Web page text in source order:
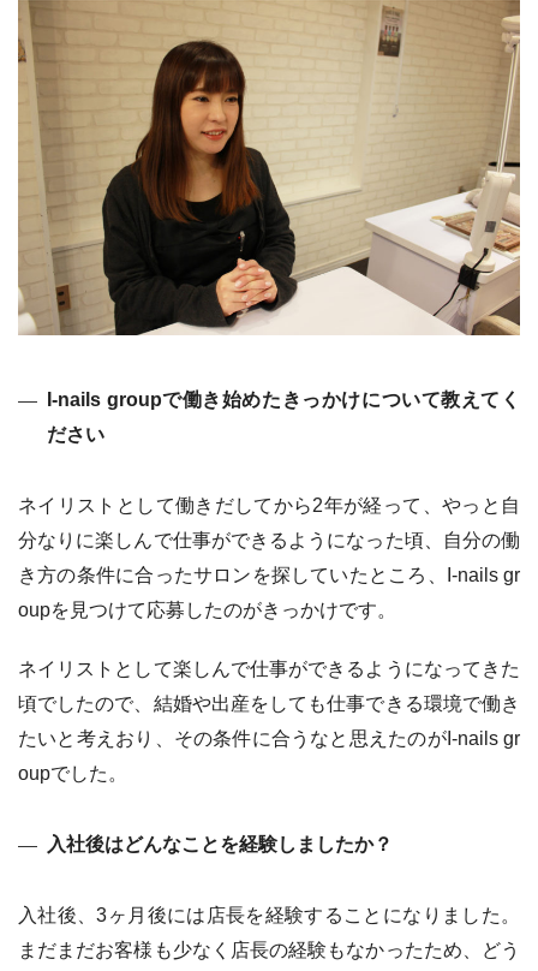
I-nails groupで働き始めたきっかけについて教えてく
ださい
ネイリストとして働きだしてから2年が経って、やっと自
分なりに楽しんで仕事ができるようになった頃、自分の働
き方の条件に合ったサロンを探していたところ、I-nails gr
oupを見つけて応募したのがきっかけです。
ネイリストとして楽しんで仕事ができるようになってきた
頃でしたので、結婚や出産をしても仕事できる環境で働き
たいと考えおり、その条件に合うなと思えたのがI-nails gr
oupでした。
入社後はどんなことを経験しましたか？
入社後、3ヶ月後には店長を経験することになりました。
まだまだお客様も少なく店長の経験もなかったため、どう